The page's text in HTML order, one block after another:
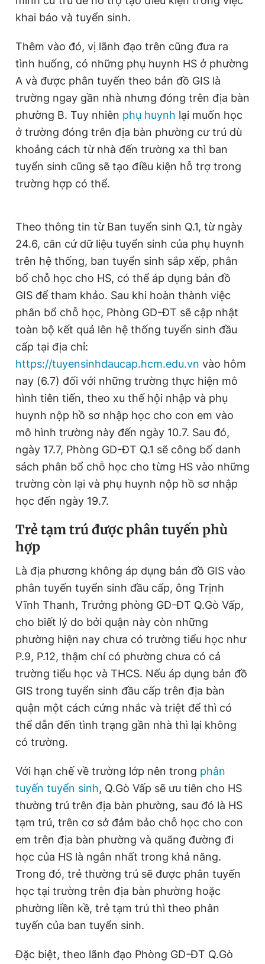
khai báo và tuyển sinh.
Thêm vào đó, vị lãnh đạo trên cũng đưa ra
tình huống, có những phụ huynh HS ở phường
A và được phân tuyến theo bản đồ GIS là
trường ngay gần nhà nhưng đóng trên địa bàn
phường B. Tuy nhiên phụ huynh lại muốn học
ở trường đóng trên địa bàn phường cư trú dù
khoảng cách từ nhà đến trường xa thì ban
tuyển sinh cũng sẽ tạo điều kiện hỗ trợ trong
trường hợp có thể.
Theo thông tin từ Ban tuyển sinh Q.1, từ ngày
24.6, căn cứ dữ liệu tuyển sinh của phụ huynh
trên hệ thống, ban tuyển sinh sắp xếp, phân
bổ chỗ học cho HS, có thể áp dụng bản đồ
GIS để tham khảo. Sau khi hoàn thành việc
phân bổ chỗ học, Phòng GD-ĐT sẽ cập nhật
toàn bộ kết quả lên hệ thống tuyển sinh đầu
cấp tại địa chỉ:
https://tuyensinhdaucap.hcm.edu.vn vào hôm
nay (6.7) đối với những trường thực hiện mô
hình tiên tiến, theo xu thế hội nhập và phụ
huynh nộp hồ sơ nhập học cho con em vào
mô hình trường này đến ngày 10.7. Sau đó,
ngày 17.7, Phòng GD-ĐT Q.1 sẽ công bố danh
sách phân bổ chỗ học cho từng HS vào những
trường còn lại và phụ huynh nộp hồ sơ nhập
học đến ngày 19.7.
Trẻ tạm trú được phân tuyến phù
hợp
Là địa phương không áp dụng bản đồ GIS vào
phân tuyến tuyển sinh đầu cấp, ông Trịnh
Vĩnh Thanh, Trưởng phòng GD-ĐT Q.Gò Vấp,
cho biết lý do bởi quận này còn những
phường hiện nay chưa có trường tiểu học như
P.9, P.12, thậm chí có phường chưa có cả
trường tiểu học và THCS. Nếu áp dụng bản đồ
GIS trong tuyển sinh đầu cấp trên địa bàn
quận một cách cứng nhắc và triệt để thì có
thể dẫn đến tình trạng gần nhà thì lại không
có trường.
Với hạn chế về trường lớp nên trong phân
tuyến tuyển sinh, Q.Gò Vấp sẽ ưu tiên cho HS
thường trú trên địa bàn phường, sau đó là HS
tạm trú, trên cơ sở đảm bảo chỗ học cho con
em trên địa bàn phường và quãng đường đi
học của HS là ngắn nhất trong khả năng.
Trong đó, trẻ thường trú sẽ được phân tuyến
học tại trường trên địa bàn phường hoặc
phường liền kề, trẻ tạm trú thì theo phân
tuyến của ban tuyển sinh.
Đặc biệt, theo lãnh đạo Phòng GD-ĐT Q.Gò